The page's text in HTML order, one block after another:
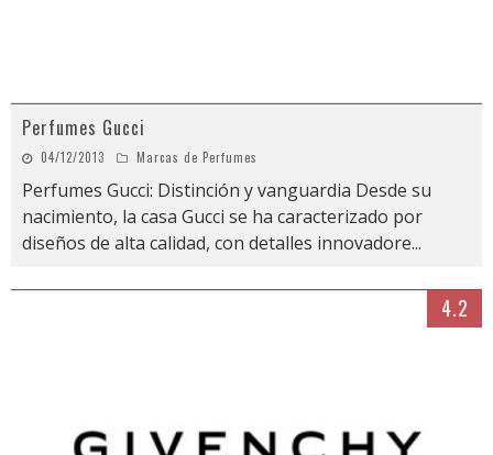
Perfumes Gucci
04/12/2013 Marcas de Perfumes
Perfumes Gucci: Distinción y vanguardia Desde su
nacimiento, la casa Gucci se ha caracterizado por
diseños de alta calidad, con detalles innovadore...
4.2